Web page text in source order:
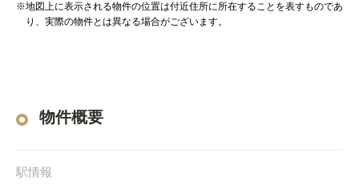
※地図上に表示される物件の位置は付近住所に所在することを表すものであ
り、実際の物件とは異なる場合がございます。
物件概要
駅情報